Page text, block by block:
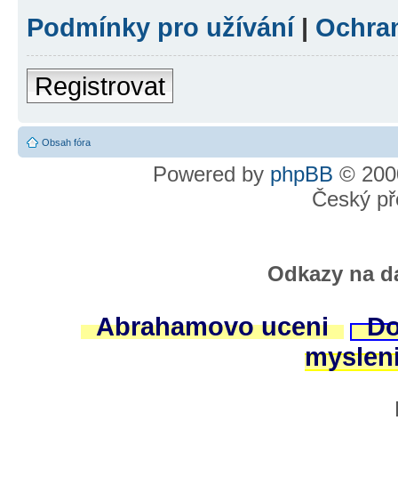
Podmínky pro užívání|
Registrovat
Obsah fóra
Powered by phpBB ©
Český
Odkazy na
Abrahamovo uceni